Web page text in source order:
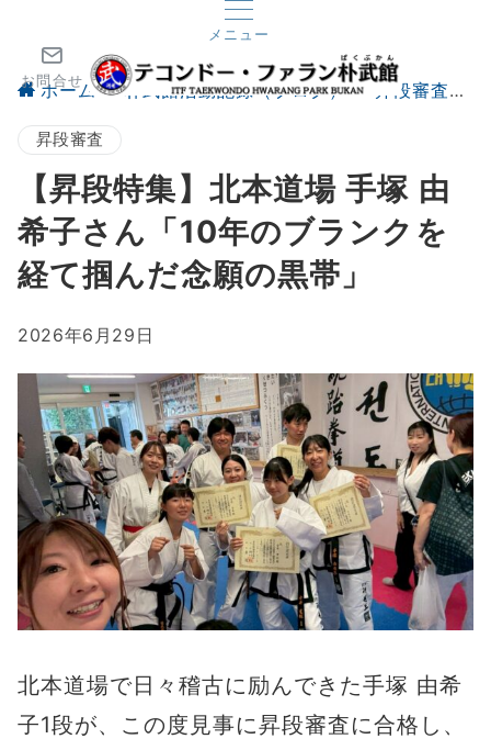
メニュー
お問合せ
ホーム 朴武館活動記録（ブログ） 昇段審査
昇段審査
【昇段特集】北本道場 手塚 由
希子さん「10年のブランクを
経て掴んだ念願の黒帯」
2026年6月29日
北本道場で日々稽古に励んできた手塚 由希
子1段が、この度見事に昇段審査に合格し、